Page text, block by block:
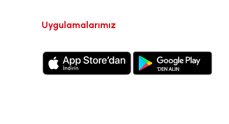
Uygulamalarımız